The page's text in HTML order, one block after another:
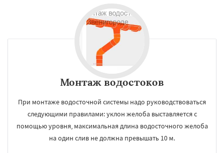
Монтаж водостоков
При монтаже водосточной системы надо руководствоваться
следующими правилами: уклон желоба выставляется с
помощью уровня, максимальная длина водосточного желоба
на один слив не должна превышать 10 м.